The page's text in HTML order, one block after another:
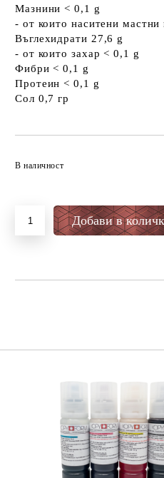
Мазнини < 0,1 g
- от които наситени мастни
Въглехидрати 27,6 g
- от които захар < 0,1 g
Фибри < 0,1 g
Протеин < 0,1 g
Сол 0,7 гр
В наличност